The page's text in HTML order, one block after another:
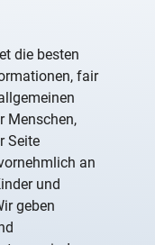
die besten
fair
Menschen,
Seite
an
und
geben